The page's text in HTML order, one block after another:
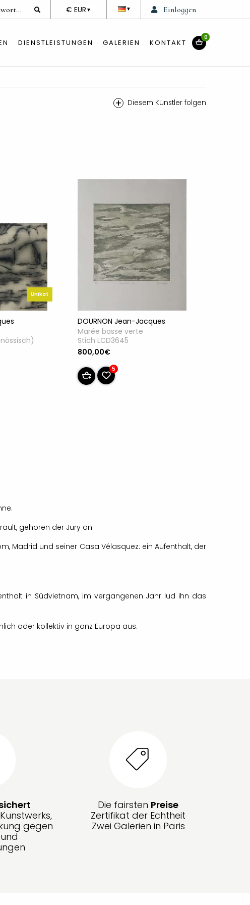
Einloggen
▼
DEVISE
€ EUR ▼
DIENSTLEISTUNGEN GALERIEN KONTAKT
0
+ Diesem Künstler folgen
Unikat
DOURNON Jean-Jacques
Marée basse verte
Stich LCD3645
800,00€
5
gehören der Jury an.
Madrid und seiner Casa Vélasquez: ein Aufenthalt, der
in Südvietnam, im vergangenen Jahr lud ihn das
oder kollektiv in ganz Europa aus.
gegen
Die fairsten Preise
Zertifikat der Echtheit
Zwei Galerien in Paris